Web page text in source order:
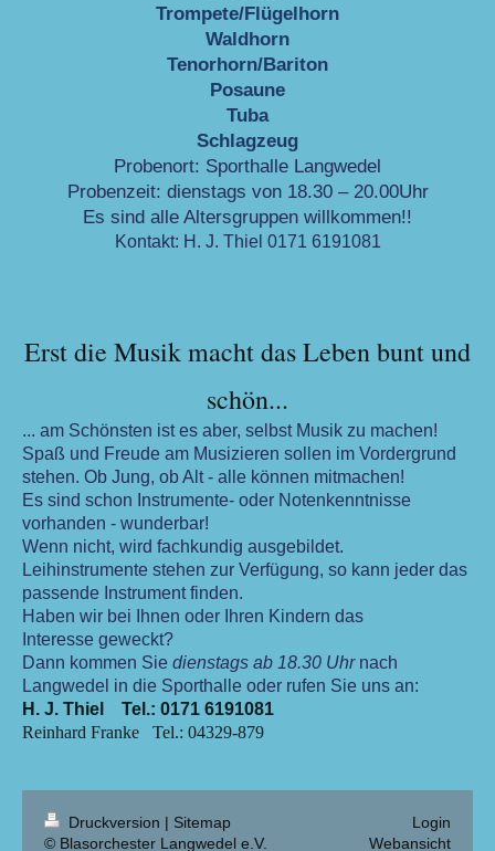
Trompete/Flügelhorn
Waldhorn
Tenorhorn/Bariton
Posaune
Tuba
Schlagzeug
Probenort: Sporthalle Langwedel
Probenzeit: dienstags von 18.30 – 20.00Uhr
Es sind alle Altersgruppen willkommen!!
Kontakt: H. J. Thiel 0171 6191081
Erst die Musik macht das Leben bunt und
schön...
... am Schönsten ist es aber, selbst Musik zu machen!
Spaß und Freude am Musizieren sollen im Vordergrund
stehen. Ob Jung, ob Alt - alle können mitmachen!
Es sind schon Instrumente- oder Notenkenntnisse
vorhanden - wunderbar!
Wenn nicht, wird fachkundig ausgebildet.
Leihinstrumente stehen zur Verfügung, so kann jeder das
passende Instrument finden.
Haben wir bei Ihnen oder Ihren Kindern das
Interesse geweckt?
Dann kommen Sie dienstags ab 18.30 Uhrnach
Langwedel in die Sporthalle oder rufen Sie uns an:
H. J. Thiel Tel.: 0171 6191081
Reinhard Franke Tel.: 04329-879
Druckversion | Sitemap
© Blasorchester Langwedel e.V.
Login
Webansicht